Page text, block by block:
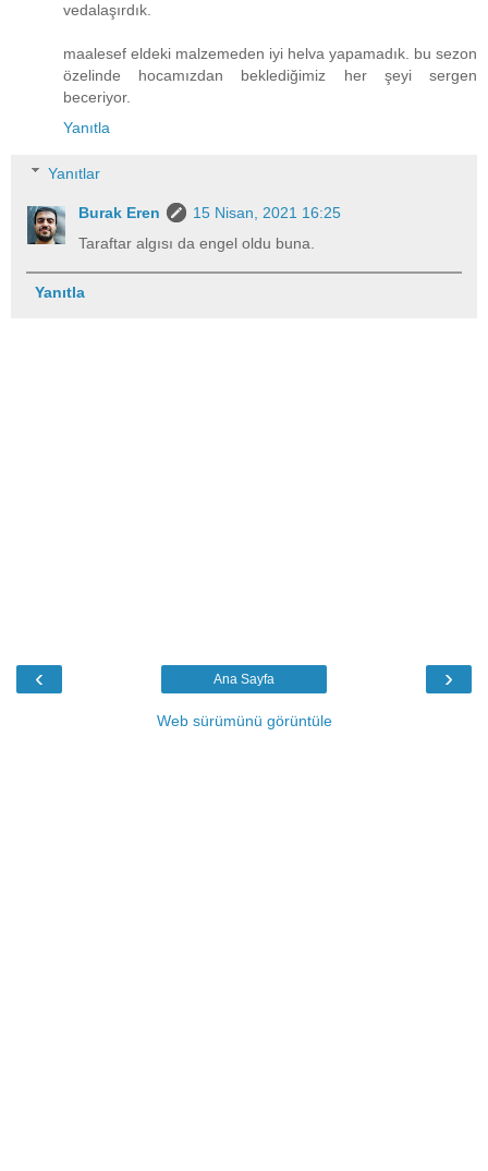
vedalaşırdık.
maalesef eldeki malzemeden iyi helva yapamadık. bu sezon
özelinde hocamızdan beklediğimiz her şeyi sergen
beceriyor.
Yanıtla
Yanıtlar
Burak Eren
15 Nisan, 2021 16:25
Taraftar algısı da engel oldu buna.
Yanıtla
‹ ›
Ana Sayfa
Web sürümünü görüntüle